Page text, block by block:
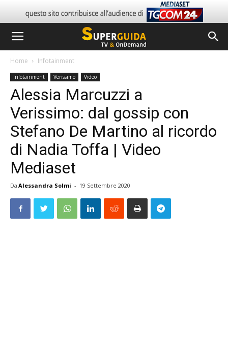
Home Infotainment
Infotainment Verissimo Video
Alessia Marcuzzi a
Verissimo: dal gossip con
Stefano De Martino al ricordo
di Nadia Toffa | Video
Mediaset
Da Alessandra Solmi - 19 Settembre 2020